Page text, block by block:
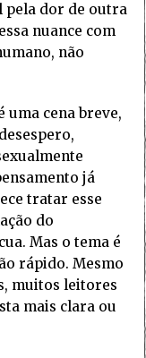
pela dor de outra
nuance com
não
cena breve,
já
tratar esse
do
Mas o tema é
rápido. Mesmo
muitos leitores
mais clara ou